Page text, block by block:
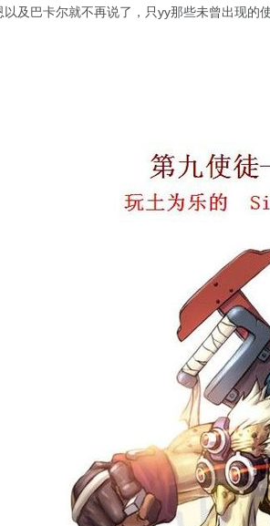
及巴卡尔就不再说了，只yy那些未曾出现的